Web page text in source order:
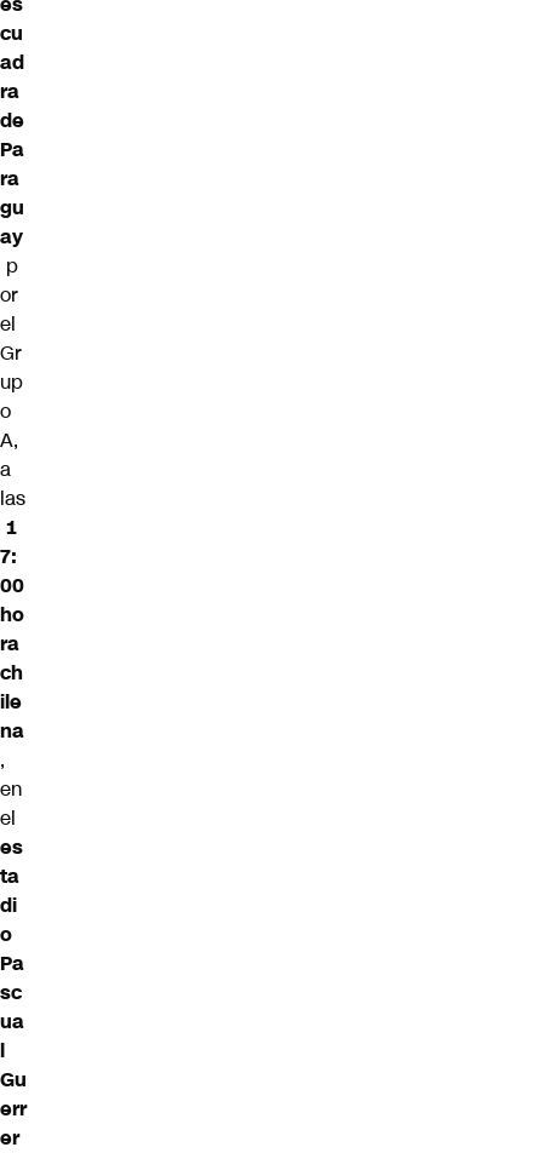
cu
ad
ra
de
Pa
ra
gu
ay
p
or
el
Gr
up
o
A,
a
las
1
7:
00
ho
ra
ch
ile
na
,
en
el
es
ta
di
o
Pa
sc
ua
l
Gu
err
er